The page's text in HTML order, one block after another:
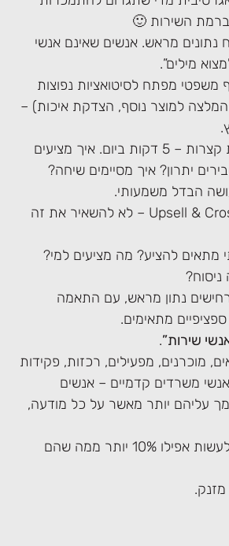
ברמת השירות 🙂
נתונים מראש. אנשים שאינם אנשי
מילים”.
משפטי מפתח לסיטואציות נפוצות
המלצה למוצר נוסף, הצדקת איכות) –
7. תרגלו סיטואציות קצרות – 5 דקות ביום. איך מציעים
יתרון? איך מסיימים שיחה?
הבדל משמעותי.
8. צרו נהלי Upsell & Cross-sell – לא להשאיר את זה
מתאים להציע? מה מציעים למי?
נתון מראש, עם התאמה
מתאימים.
שירות”.
מוכרנים, מפעילים, רכזות, פקידות
משרדים קדמיים – אנשים
עליהם יותר מאשר על כל מודעה,
וברגע שהם יודעים לעשות אפילו 10% יותר ממה שהם